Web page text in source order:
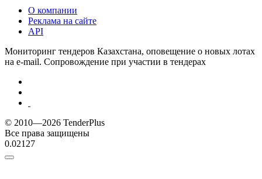
О компании
Реклама на сайте
API
Мониторинг тендеров Казахстана, оповещение о новых лотах
на e-mail. Сопровождение при участии в тендерах
© 2010—2026 TenderPlus
Все права защищены
0.02127